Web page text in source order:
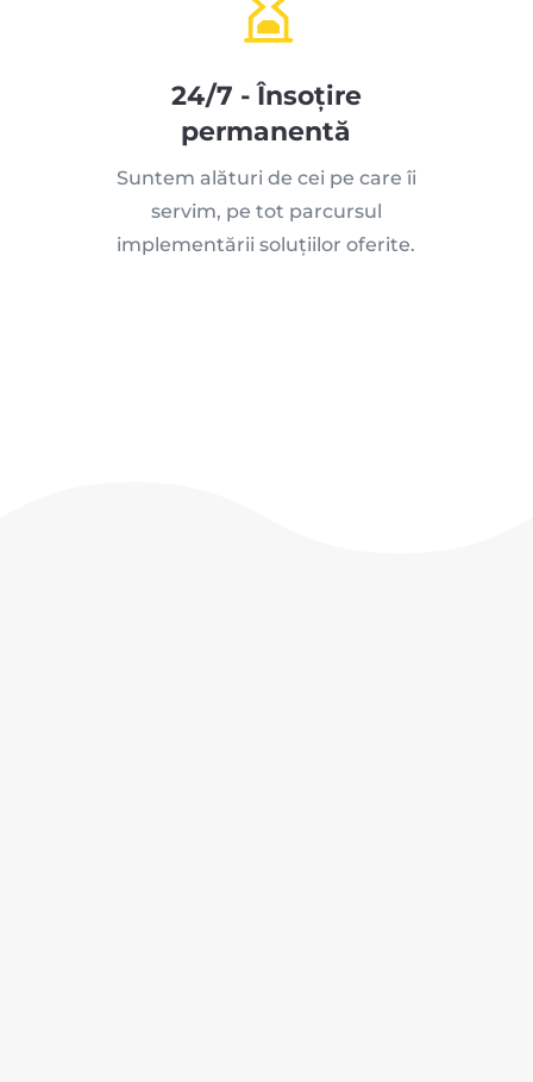
24/7 - Însoțire
permanentă
Suntem alături de cei pe care îi
servim, pe tot parcursul
implementării soluțiilor oferite.